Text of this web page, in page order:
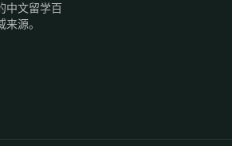
中文留学百
源。